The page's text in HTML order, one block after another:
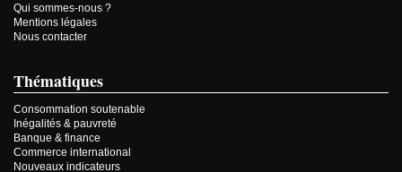
Qui sommes-nous ?
Mentions légales
Nous contacter
Thématiques
Consommation soutenable
Inégalités & pauvreté
Banque & finance
Commerce international
Nouveaux indicateurs